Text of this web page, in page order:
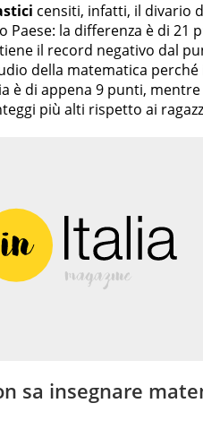
censiti, infatti, il divario
la differenza è di 21
il record negativo dal
della matematica
è di appena 9 punti,
più alti rispetto ai
sa insegnare